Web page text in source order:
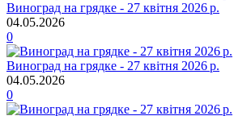
Виноград на грядке - 27 квітня 2026 р.
04.05.2026
0
Виноград на грядке - 27 квітня 2026 р.
04.05.2026
0